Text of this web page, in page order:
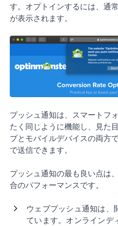
す。オプトインするには、通
が表示されます。
プッシュ通知は、スマートフ
たく同じように機能し、見た
プとモバイルデバイスの両方
で送信できます。
プッシュ通知の最も良い点は
合のパフォーマンスです。
ウェブプッシュ通知は、
ています。オンラインデ